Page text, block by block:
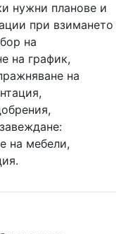
нужни планове и
при взимането
на
на график,
на
на мебели,